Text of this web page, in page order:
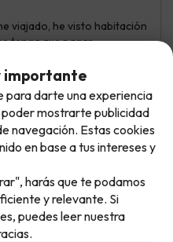
viajado, he visto habitación
tenga que pagar
6.9
en pareja
comunicado
a Paris low OST sin
siguiente.
pero cada día lanzamos
viajar mejor y pagar
se te escape.
importante
para darte una experiencia
mostrarte publicidad
navegación. Estas cookies
en base a tus intereses y
harás que te podamos
y relevante. Si
puedes leer nuestra